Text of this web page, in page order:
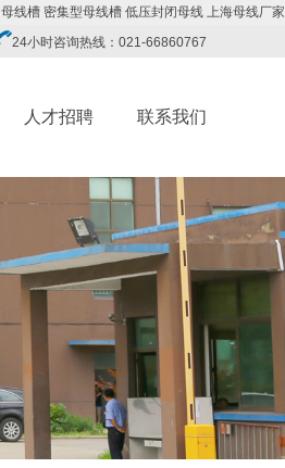
母线槽 密集型母线槽 低压封闭母线 上海母线厂家
24小时咨询热线：021-66860767
人才招聘 联系我们